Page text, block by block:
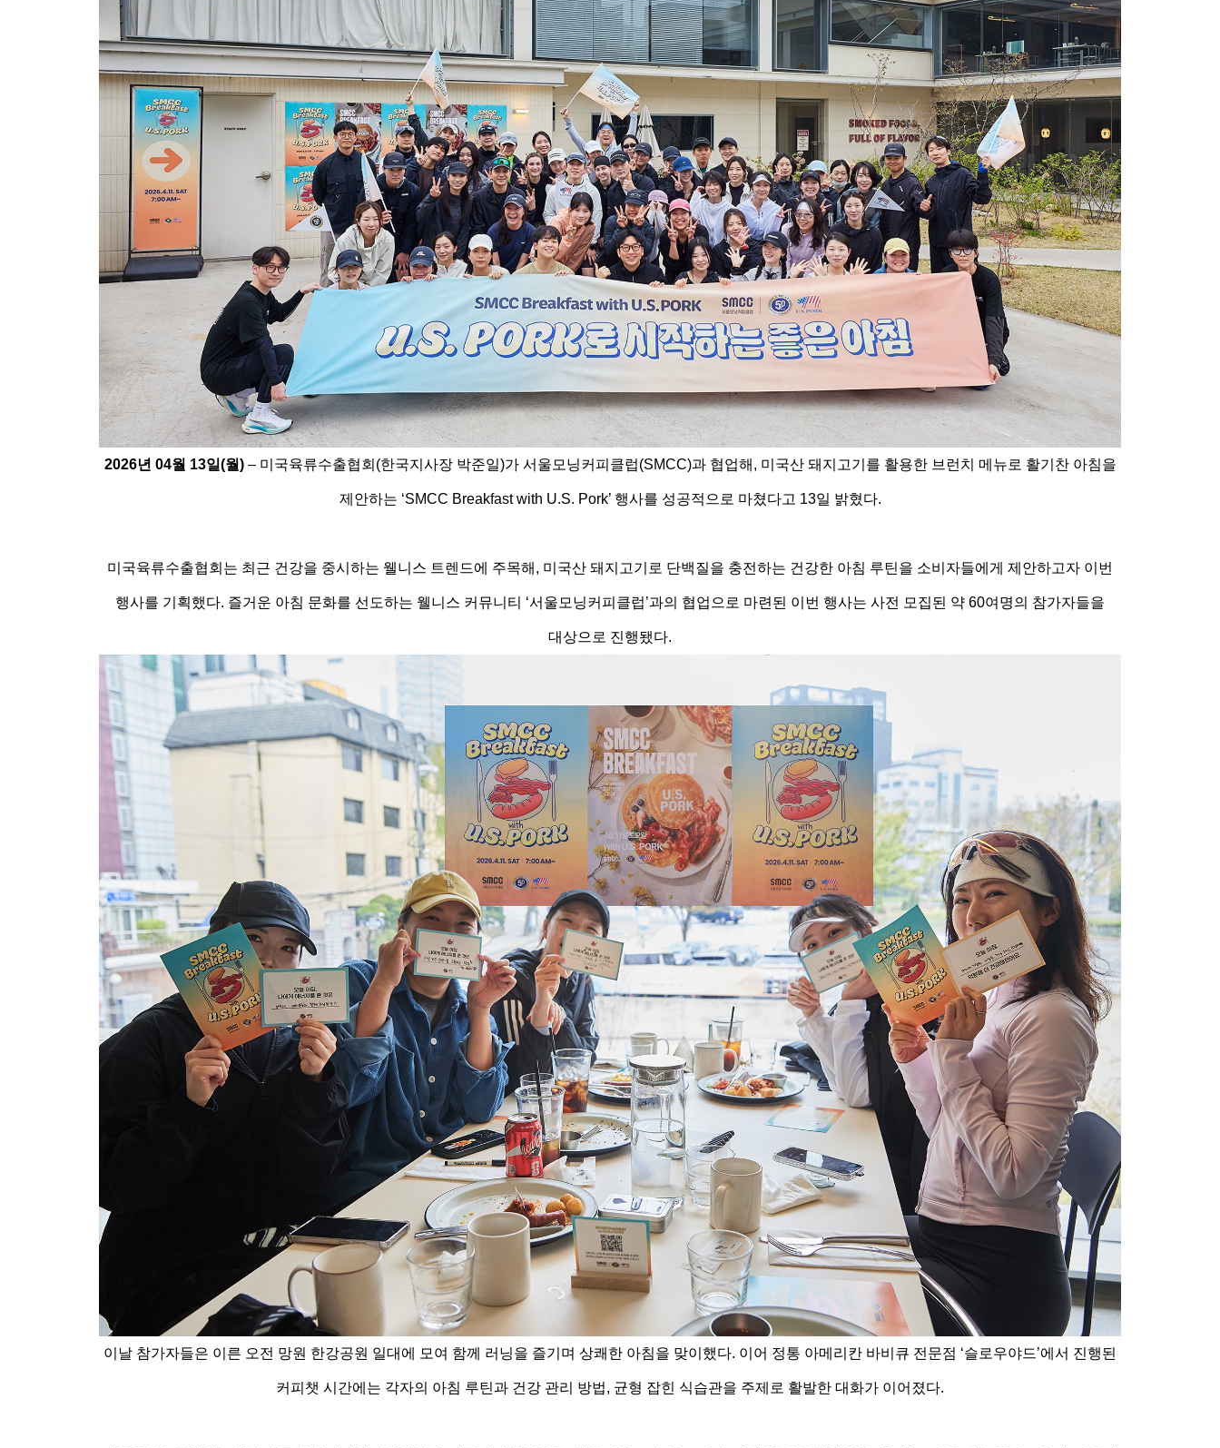
2026년 04월 13일(월)– 미국육류수출협회(한국지사장 박준일)가 서울모닝커피클럽(SMCC)과 협업해, 미국산 돼지고기를 활용한 브런치 메뉴로 활기찬 아침을
제안하는 ‘SMCC Breakfast with U.S. Pork’ 행사를 성공적으로 마쳤다고 13일 밝혔다.
미국육류수출협회는 최근 건강을 중시하는 웰니스 트렌드에 주목해, 미국산 돼지고기로 단백질을 충전하는 건강한 아침 루틴을 소비자들에게 제안하고자 이번
행사를 기획했다. 즐거운 아침 문화를 선도하는 웰니스 커뮤니티 ‘서울모닝커피클럽’과의 협업으로 마련된 이번 행사는 사전 모집된 약 60여명의 참가자들을
대상으로 진행됐다.
이날 참가자들은 이른 오전 망원 한강공원 일대에 모여 함께 러닝을 즐기며 상쾌한 아침을 맞이했다. 이어 정통 아메리칸 바비큐 전문점 ‘슬로우야드’에서 진행된
커피챗 시간에는 각자의 아침 루틴과 건강 관리 방법, 균형 잡힌 식습관을 주제로 활발한 대화가 이어졌다.